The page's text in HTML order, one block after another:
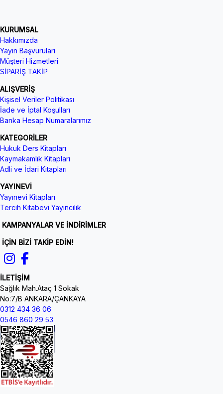
KURUMSAL
Hakkımızda
Yayın Başvuruları
Müşteri Hizmetleri
SİPARİŞ TAKİP
ALIŞVERİŞ
Kişisel Veriler Politikası
İade ve İptal Koşulları
Banka Hesap Numaralarımız
KATEGORİLER
Hukuk Ders Kitapları
Kaymakamlık Kitapları
Adli ve İdari Kitapları
YAYINEVİ
Yayınevi Kitapları
Tercih Kitabevi Yayıncılık
KAMPANYALAR VE İNDİRİMLER
İÇİN BİZİ TAKİP EDİN!
İLETİŞİM
Sağlık Mah.Ataç 1 Sokak
No:7/B ANKARA/ÇANKAYA
0312 434 36 06
0546 860 29 53